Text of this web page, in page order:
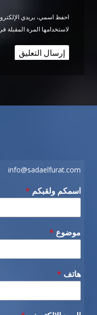
احفظ اسمي، بريدي
لاستخدامها المرة المقبلة
info@sadaelfurat.com
اسمكم ولقبكم *
موضوع *
هاتف *